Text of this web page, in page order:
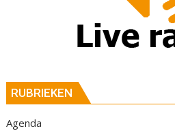
RUBRIEKEN
Agenda